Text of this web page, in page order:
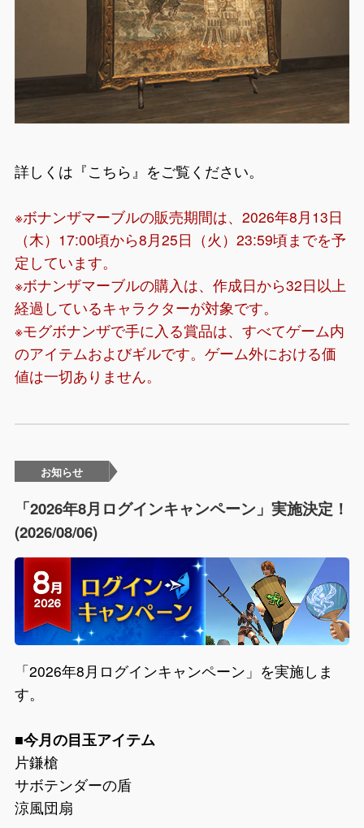
詳しくは『こちら』をご覧ください。
※ボナンザマーブルの販売期間は、2026年8月13日
（木）17:00頃から8月25日（火）23:59頃までを予
定しています。
※ボナンザマーブルの購入は、作成日から32日以上
経過しているキャラクターが対象です。
※モグボナンザで手に入る賞品は、すべてゲーム内
のアイテムおよびギルです。ゲーム外における価
値は一切ありません。
お知らせ
「2026年8月ログインキャンペーン」実施決定！
(2026/08/06)
「2026年8月ログインキャンペーン」を実施しま
す。
■今月の目玉アイテム
片鎌槍
サボテンダーの盾
涼風団扇